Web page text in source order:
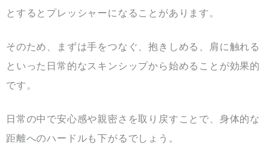
とするとプレッシャーになることがあります。
そのため、まずは手をつなぐ、抱きしめる、肩に触れる
といった日常的なスキンシップから始めることが効果的
です。
日常の中で安心感や親密さを取り戻すことで、身体的な
距離へのハードルも下がるでしょう。